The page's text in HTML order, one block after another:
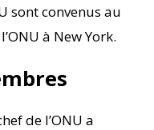
sont convenus au
à New York.
de l’ONU a